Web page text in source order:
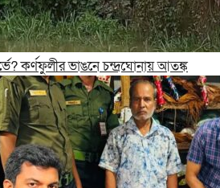
কর্ণফুলীর ভাঙনে চন্দ্রঘোনায় আতঙ্ক